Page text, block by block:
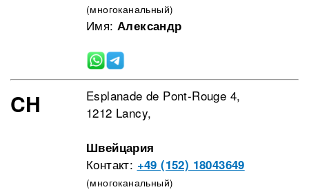
(многоканальный)
Имя: Александр
CH
Esplanade de Pont-Rouge 4,
1212 Lancy,
Швейцария
Контакт: +49 (152) 18043649
(многоканальный)